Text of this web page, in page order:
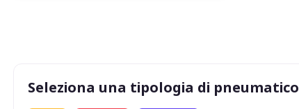
Seleziona una tipologia di pneumatico